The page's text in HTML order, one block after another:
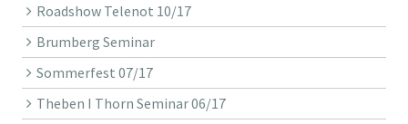
Roadshow Telenot 10/17
Brumberg Seminar
Sommerfest 07/17
Theben I Thorn Seminar 06/17